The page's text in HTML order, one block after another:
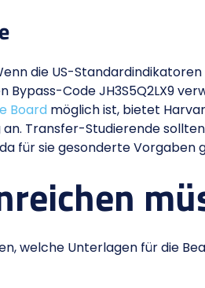
die US-
Code JH3S5Q2LX9
Board möglich ist, bietet
Transfer-Studierende
für sie gesonderte Vorgaben
welche Unterlagen für die